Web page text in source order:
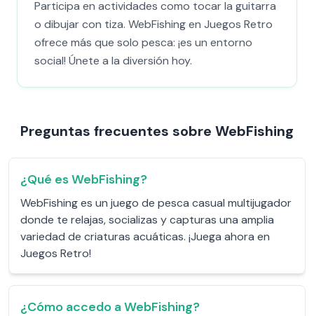
Participa en actividades como tocar la guitarra
o dibujar con tiza. WebFishing en Juegos Retro
ofrece más que solo pesca: ¡es un entorno
social! Únete a la diversión hoy.
Preguntas frecuentes sobre WebFishing
¿Qué es WebFishing?
WebFishing es un juego de pesca casual multijugador
donde te relajas, socializas y capturas una amplia
variedad de criaturas acuáticas. ¡Juega ahora en
Juegos Retro!
¿Cómo accedo a WebFishing?